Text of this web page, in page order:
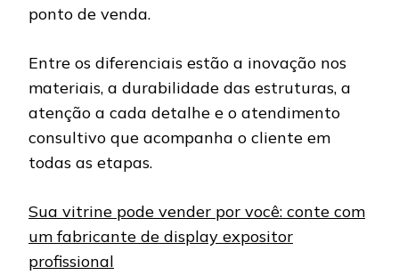
ponto de venda.
Entre os diferenciais estão a inovação nos
materiais, a durabilidade das estruturas, a
atenção a cada detalhe e o atendimento
consultivo que acompanha o cliente em
todas as etapas.
Sua vitrine pode vender por você: conte com
um fabricante de display expositor
profissional